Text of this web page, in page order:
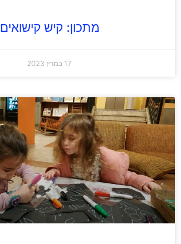
מתכון: קיש קישואים
17 במרץ 2023